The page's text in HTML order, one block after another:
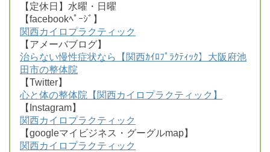
【定休日】水曜・日曜
【facebookﾍﾟｰｼﾞ】
関西カイロプラクティック
【アメーバブログ】
治らない慢性症状なら【関西ｶｲﾛﾌﾟﾗｸﾃｨｯｸ】大阪府池
田市の整体院
【Twitter】
心と体の整体院【関西カイロプラクティック】
【Instagram】
関西カイロプラクティック
【googleマイビジネス・グーグルmap】
関西カイロプラクティック